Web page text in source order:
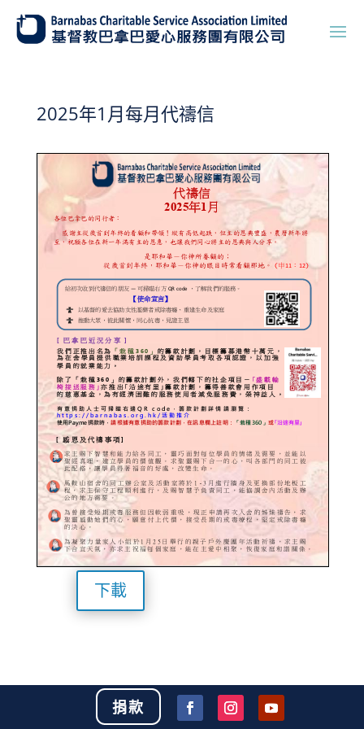
2025年1月每月代禱信
下載
捐款